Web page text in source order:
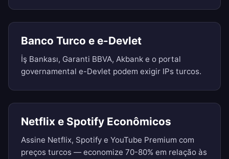
Banco Turco e e-Devlet
İş Bankası, Garanti BBVA, Akbank e o portal
governamental e-Devlet podem exigir IPs turcos.
Netflix e Spotify Econômicos
Assine Netflix, Spotify e YouTube Premium com
preços turcos — economize 70-80% em relação às